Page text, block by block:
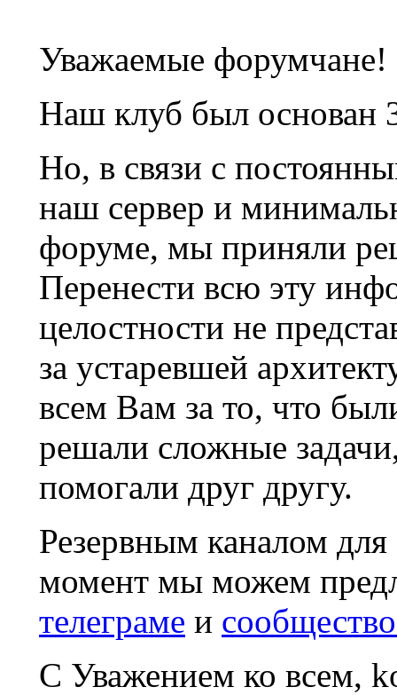
Уважаемые форумчане!
Наш клуб был основан
Но, в связи с
наш сервер и
форуме, мы приняли
Перенести всю эту
целостности не
за устаревшей
всем Вам за то, что
решали сложные
помогали друг другу.
Резервным каналом
момент мы можем
телеграме и
С Уважением ко всем,